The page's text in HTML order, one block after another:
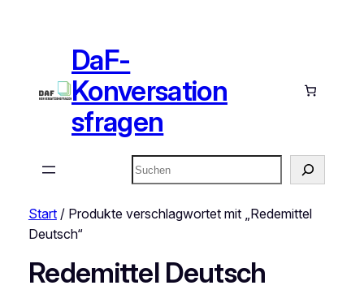
DaF-
Konversation
sfragen
Suchen
Start/ Produkte verschlagwortet mit „Redemittel
Deutsch“
Redemittel Deutsch